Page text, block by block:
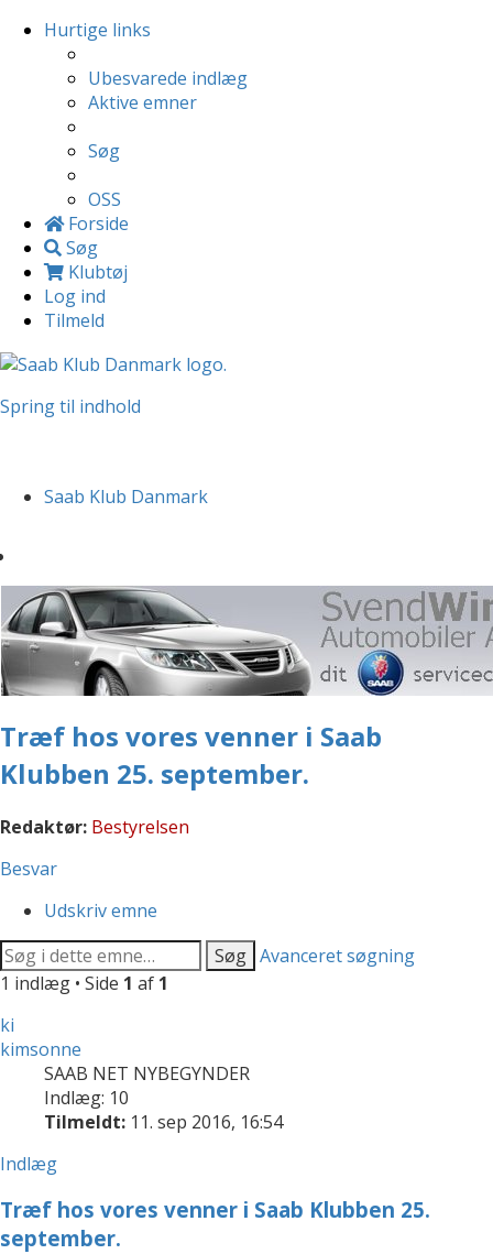
Hurtige links
Ubesvarede indlæg
Aktive emner
Søg
OSS
Forside
Søg
Klubtøj
Log ind
Tilmeld
Spring til indhold
Saab Klub Danmark
Træf hos vores venner i Saab
Klubben 25. september.
Redaktør: Bestyrelsen
Besvar
Udskriv emne
Søg Avanceret søgning
1 indlæg • Side 1 af 1
ki
kimsonne
SAAB NET NYBEGYNDER
Indlæg: 10
Tilmeldt: 11. sep 2016, 16:54
Indlæg
Træf hos vores venner i Saab Klubben 25.
september.